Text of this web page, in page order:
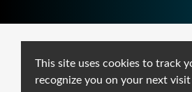
This site uses cookies to track
recognize you on your next